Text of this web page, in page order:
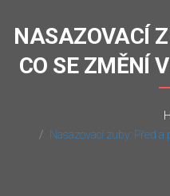
NASAZOVACÍ
CO SE ZMĚNÍ
Nasazovací zuby: Před